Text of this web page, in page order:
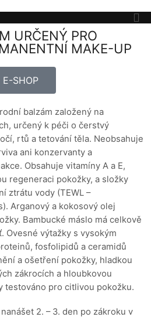
URČENÝ PRO
MAKE-UP
E-SHOP
balzám založený na
určený k péči o čerstvý
rtů a tetování těla. Neobsahuje
ani konzervanty a
Obsahuje vitamíny A a E,
regeneraci pokožky, a složky
ztrátu vody (TEWL –
Arganový a kokosový olej
Bambucké máslo má celkově
Ovesné výtažky s vysokým
fosfolipidů a ceramidů
a ošetření pokožky, hladkou
zákrocích a hloubkovou
testováno pro citlivou pokožku.
2. – 3. den po zákroku v